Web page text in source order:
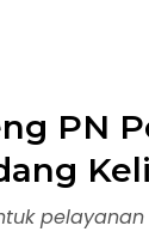
PN
pelayanan